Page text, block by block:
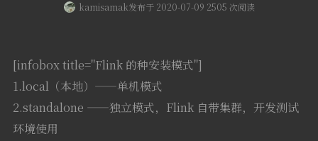
kamisamak发布于 2020-07-09 2505 次阅读
[infobox title="Flink 的种安装模式"]
1.local（本地）——单机模式
2.standalone ——独立模式，Flink 自带集群，开发测试
环境使用